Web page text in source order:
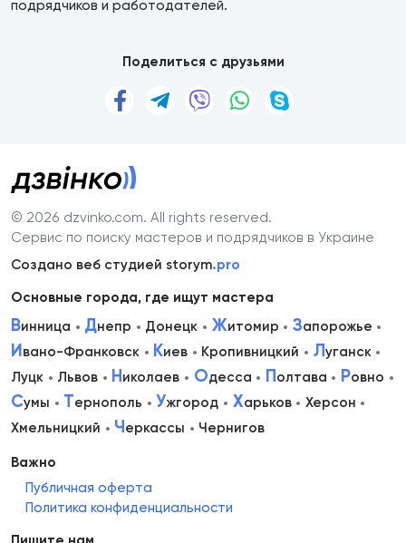
подрядчиков и работодателей.
Поделиться с друзьями
© 2026 dzvinko.com. All rights reserved.
Сервис по поиску мастеров и подрядчиков в Украине
Создано веб студией storym.pro
Основные города, где ищут мастера
Винница Днепр Донецк Житомир Запорожье
Ивано-Франковск Киев Кропивницкий Луганск
Луцк
Львов Николаев Одесса Полтава Ровно
Сумы Тернополь Ужгород Харьков
Херсон
Хмельницкий
Черкассы Чернигов
Важно
Публичная оферта
Политика конфиденциальности